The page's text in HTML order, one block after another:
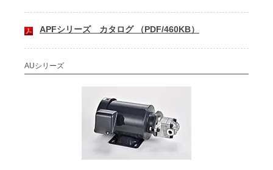
APFシリーズ カタログ （PDF/460KB）
AUシリーズ